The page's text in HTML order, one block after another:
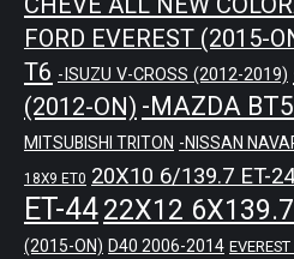
FORD EVEREST (2015-
T6 -ISUZU V-CROSS (2012-2019)
(2012-ON) -MAZDA
MITSUBISHI TRITON -NISSAN
18X9 ET0 20X10 6/139.7 ET-24
ET-4422X12
(2015-ON) D40 2006-2014